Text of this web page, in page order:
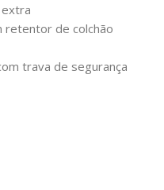
retentor de colchão
trava de segurança